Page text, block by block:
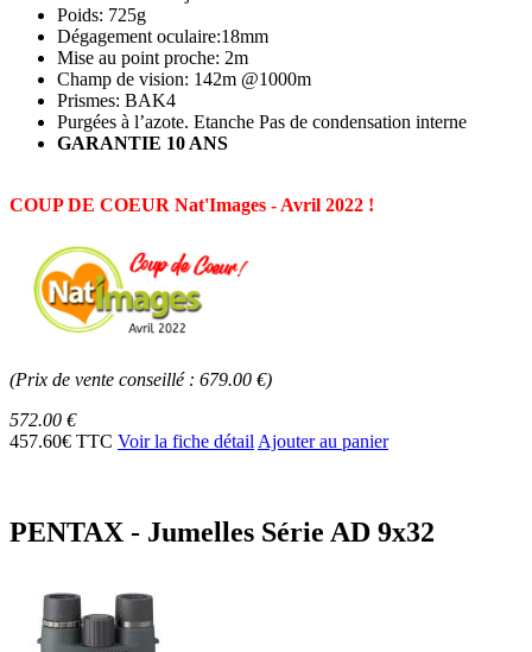
Poids: 725g
Dégagement oculaire:18mm
Mise au point proche: 2m
Champ de vision: 142m @1000m
Prismes: BAK4
Purgées à l’azote. Etanche Pas de condensation interne
GARANTIE 10 ANS
COUP DE COEUR Nat'Images - Avril 2022 !
(Prix de vente conseillé : 679.00 €)
572.00 €
457.60€ TTC Voir la fiche détail Ajouter au panier
PENTAX - Jumelles Série AD 9x32